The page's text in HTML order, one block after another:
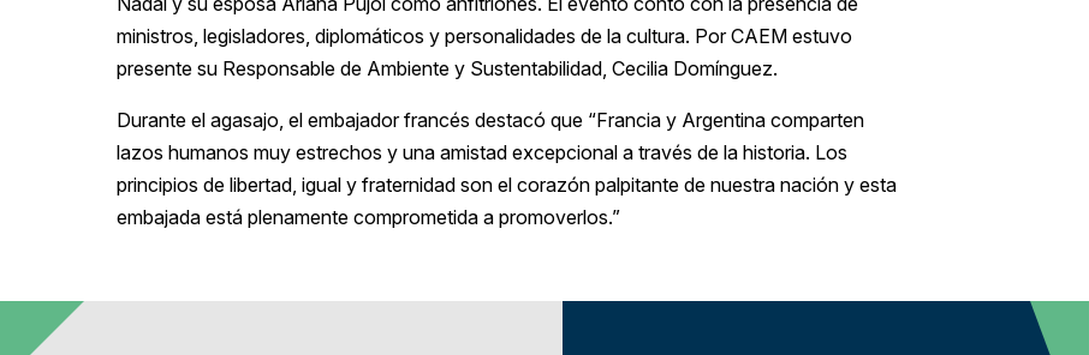
ministros, legisladores, diplomáticos y personalidades de la cultura. Por CAEM estuvo
presente su Responsable de Ambiente y Sustentabilidad, Cecilia Domínguez.
Durante el agasajo, el embajador francés destacó que “Francia y Argentina comparten
lazos humanos muy estrechos y una amistad excepcional a través de la historia. Los
principios de libertad, igual y fraternidad son el corazón palpitante de nuestra nación y esta
embajada está plenamente comprometida a promoverlos.”